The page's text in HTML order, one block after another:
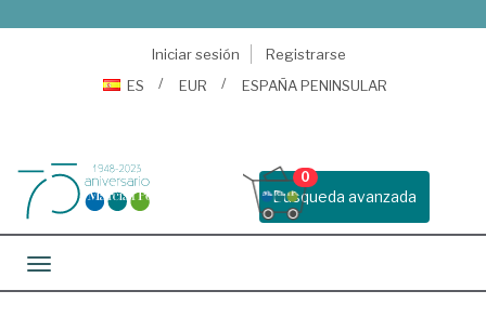
Iniciar sesión
Registrarse
ES
EUR ESPAÑA PENINSULAR
Busqueda avanzada
0
Toggle navigation